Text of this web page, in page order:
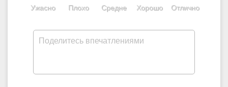
Отлично
Хорошо
Средне
Плохо
Ужасно